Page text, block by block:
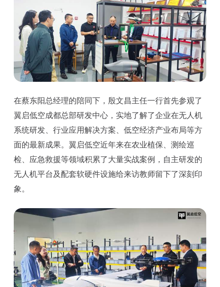
在蔡东阳总经理的陪同下，殷文昌主任一行首先参观了
翼启低空成都总部研发中心，实地了解了企业在无人机
系统研发、行业应用解决方案、低空经济产业布局等方
面的最新成果。翼启低空近年来在农业植保、测绘巡
检、应急救援等领域积累了大量实战案例，自主研发的
无人机平台及配套软硬件设施给来访教师留下了深刻印
象。